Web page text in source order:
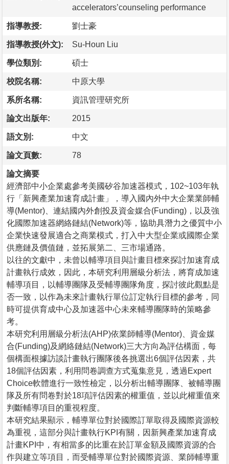
accelerators’counseling performance
指導教授: 劉士豪
指導教授(外文): Su-Houn Liu
學位類別: 碩士
校院名稱: 中原大學
系所名稱: 資訊管理研究所
論文出版年: 2015
語文別: 中文
論文頁數: 78
論文摘要
經濟部中小企業處參考美國矽谷加速器模式，102~103年執
行「新興產業加速育成計畫」，導入國內外中大企業業師輔
導(Mentor)、連結國內外創投及資金媒合(Funding)，以及強
化國際加速器網絡鏈結(Network)等，協助具潛力之優質中小
企業快速發展適合之商業模式，打入中大型企業或國際企業
供應鏈及價值鏈，並拓展第二、三市場通路。
以往的文獻中，未曾以輔導項目與計畫目標來探討加速育成
計畫執行成效，因此，本研究利用層級分析法，將育成加速
輔導項目，以輔導團隊及受輔導團隊角度，探討彼此觀點是
否一致，以作為未來計畫執行單位訂定執行目標的參考，同
時可提供育成中心及加速器中心未來輔導團隊時的策略參
考。
本研究利用層級分析法(AHP)依業師輔導(Mentor)、資金媒
合(Funding)及網絡鏈結(Network)三大方向為評估構面，每
個構面根據訪談計畫執行團隊後各挑選出6個評估因素，共
18個評估因素，利用問卷調查方式蒐集意見，透過Expert
Choice軟體進行一致性檢定，以分析出輔導團隊、被輔導團
隊及所有問卷對於18項評估因素的權重值，並以此權重值來
判斷輔導項目的重視程度。
本研究結果顯示，輔導單位對於國際訂單取得及國際資源較
為重視，這部分與計畫執行KPI有關，因新興產業加速育成
計畫KPI中，有相當多的比重在於訂單金額及國際資源的合
作與建立等項目，而受輔導單位對於國際資源、業師輔導重